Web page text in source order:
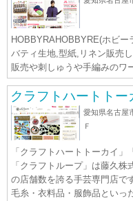
HOBBYRAHOBBYRE(ホビ
バティ生地,型紙,リネン販売
販売や刺しゅうや手編みのワ
クラフトハートト
愛知県名古屋
Ｆ
「クラフトハートトーカイ」
「クラフトループ」は藤久
の店舗数を誇る手芸専門店で
毛糸・衣料品・服飾品といっ